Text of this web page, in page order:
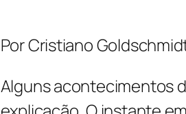
Por Cristiano
Alguns acontecimentos